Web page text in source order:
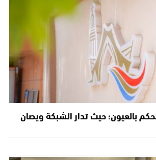
بالعيون؛ حيث تدار الشبكة ويصان